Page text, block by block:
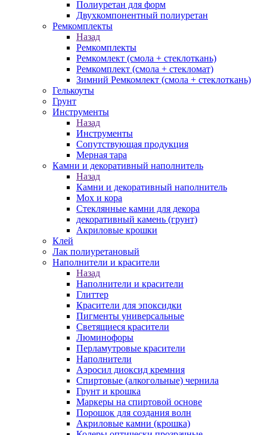
Полиуретан для форм
Двухкомпонентный полиуретан
Ремкомплекты
Назад
Ремкомплекты
Ремкомлект (смола + стеклоткань)
Ремкомплект (смола + стекломат)
Зимний Ремкомлект (смола + стеклоткань)
Гелькоуты
Грунт
Инструменты
Назад
Инструменты
Сопутствующая продукция
Мерная тара
Камни и декоративный наполнитель
Назад
Камни и декоративный наполнитель
Мох и кора
Стеклянные камни для декора
декоративный камень (грунт)
Акриловые крошки
Клей
Лак полиуретановый
Наполнители и красители
Назад
Наполнители и красители
Глиттер
Красители для эпоксидки
Пигменты универсальные
Светящиеся красители
Люминофоры
Перламутровые красители
Наполнители
Аэросил диоксид кремния
Спиртовые (алкогольные) чернила
Грунт и крошка
Маркеры на спиртовой основе
Порошок для создания волн
Акриловые камни (крошка)